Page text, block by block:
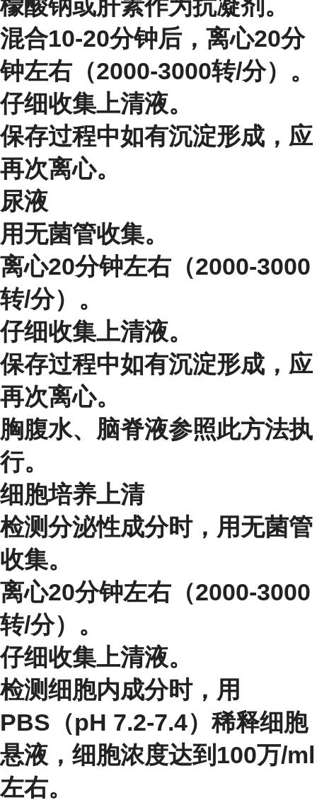
檬酸钠或肝素作为抗凝剂。
混合10-20分钟后，离心20分
钟左右（2000-3000转/分）。
仔细收集上清液。
保存过程中如有沉淀形成，应
再次离心。
尿液
用无菌管收集。
离心20分钟左右（2000-3000
转/分）。
仔细收集上清液。
保存过程中如有沉淀形成，应
再次离心。
胸腹水、脑脊液参照此方法执
行。
细胞培养上清
检测分泌性成分时，用无菌管
收集。
离心20分钟左右（2000-3000
转/分）。
仔细收集上清液。
检测细胞内成分时，用
PBS（pH 7.2-7.4）稀释细胞
悬液，细胞浓度达到100万/ml
左右。